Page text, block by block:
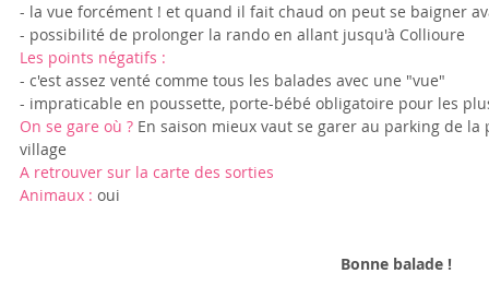
- la vue forcément ! et quand il fait chaud on peut se baigner
- possibilité de prolonger la rando en allant jusqu'à Collioure
Les points négatifs :
- c'est assez venté comme tous les balades avec une "vue"
- impraticable en poussette, porte-bébé obligatoire pour les
On se gare où ? En saison mieux vaut se garer au parking de
village
A retrouver sur la carte des sorties
Animaux : oui
Bonne balade !